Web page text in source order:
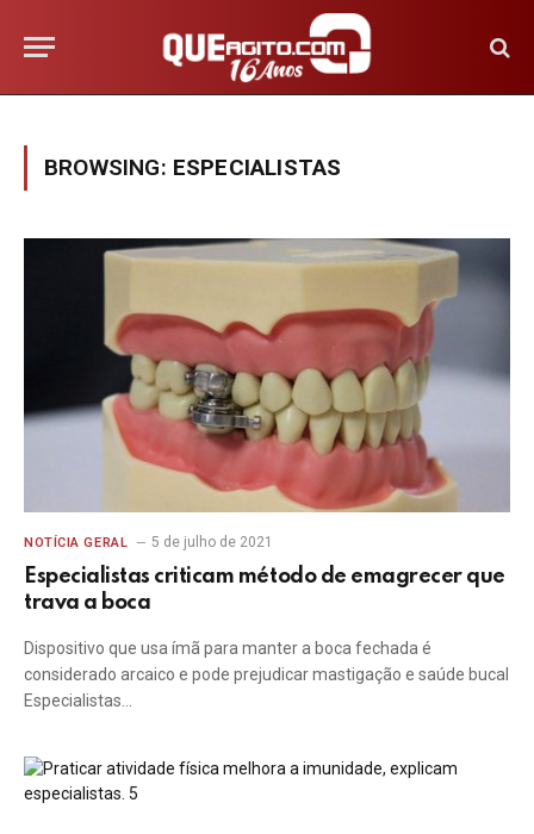
BROWSING: ESPECIALISTAS
NOTÍCIA GERAL 5 de julho de 2021
Especialistas criticam método de emagrecer que
trava a boca
Dispositivo que usa ímã para manter a boca fechada é
considerado arcaico e pode prejudicar mastigação e saúde bucal
Especialistas…